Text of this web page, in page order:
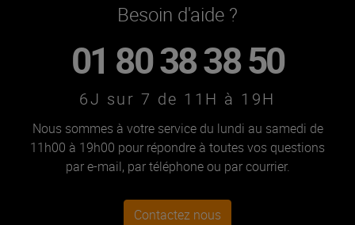
Besoin d'aide ?
01 80 38 38 50
6J sur 7 de 11H à 19H
Nous sommes à votre service du lundi au samedi de
11h00 à 19h00 pour répondre à toutes vos questions
par e-mail, par téléphone ou par courrier.
Contactez nous